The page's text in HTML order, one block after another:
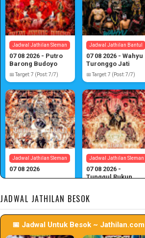
Jadwal Jathilan Sleman
07 08 2026 - Putro
Barong Budoyo
📅 Target: 7 (Post: 7/7)
Jadwal Jathilan Bantul
07 08 2026 - Wahyu
Turonggo Jati
Atmojo
📅 Target: 7 (Post: 7/7)
Jadwal Jathilan Sleman
07 08 2026
Jadwal Jathilan Sleman
07 08 2026 -
Tunggul Rukun
JADWAL JATHILAN BESOK
📅 Jadwal Untuk Besok ~ Jathilan.com